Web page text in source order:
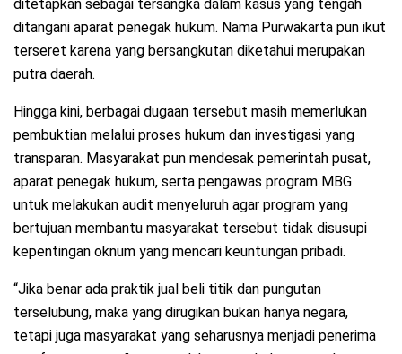
ditetapkan sebagai tersangka dalam kasus yang tengah
ditangani aparat penegak hukum. Nama Purwakarta pun ikut
terseret karena yang bersangkutan diketahui merupakan
putra daerah.
Hingga kini, berbagai dugaan tersebut masih memerlukan
pembuktian melalui proses hukum dan investigasi yang
transparan. Masyarakat pun mendesak pemerintah pusat,
aparat penegak hukum, serta pengawas program MBG
untuk melakukan audit menyeluruh agar program yang
bertujuan membantu masyarakat tersebut tidak disusupi
kepentingan oknum yang mencari keuntungan pribadi.
“Jika benar ada praktik jual beli titik dan pungutan
terselubung, maka yang dirugikan bukan hanya negara,
tetapi juga masyarakat yang seharusnya menjadi penerima